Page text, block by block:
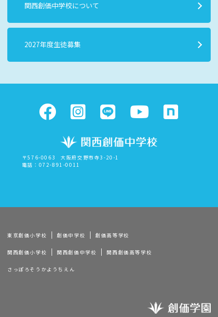
関西創価中学校について
2027年度生徒募集
〒576-0063
大阪府交野市寺3-20-1
電話：072-891-0011
東京創価小学校 創価中学校 創価高等学校
関西創価小学校 関西創価中学校 関西創価高等学校
さっぽろそうかようちえん